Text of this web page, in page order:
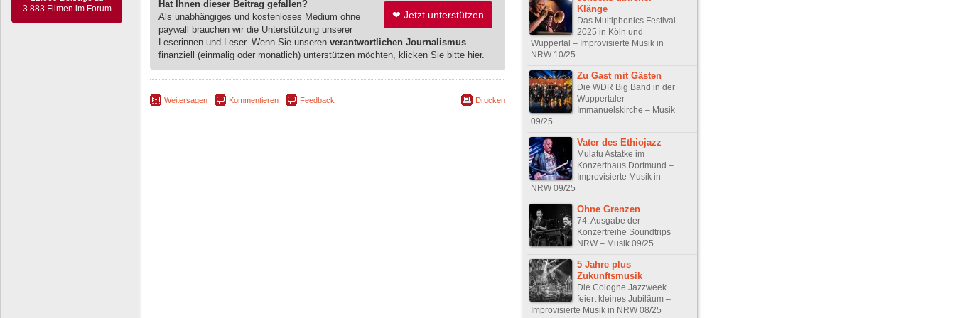
3.883 Filmen im Forum
❤ Jetzt unterstützen
Hat Ihnen dieser Beitrag gefallen?
Als unabhängiges und kostenloses Medium ohne
paywall brauchen wir die Unterstützung unserer
Leserinnen und Leser. Wenn Sie unseren verantwortlichen Journalismus
finanziell (einmalig oder monatlich) unterstützen möchten, klicken Sie bitte hier.
Weitersagen Kommentieren Feedback Drucken
Klänge
Das Multiphonics Festival
2025 in Köln und
Wuppertal – Improvisierte Musik in
NRW 10/25
Zu Gast mit Gästen
Die WDR Big Band in der
Wuppertaler
Immanuelskirche – Musik
09/25
Vater des Ethiojazz
Mulatu Astatke im
Konzerthaus Dortmund –
Improvisierte Musik in
NRW 09/25
Ohne Grenzen
74. Ausgabe der
Konzertreihe Soundtrips
NRW – Musik 09/25
5 Jahre plus
Zukunftsmusik
Die Cologne Jazzweek
feiert kleines Jubiläum –
Improvisierte Musik in NRW 08/25